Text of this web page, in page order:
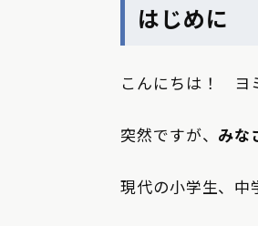
はじめに
こんにちは！ ヨ
突然ですが、 みな
現代の小学生、中